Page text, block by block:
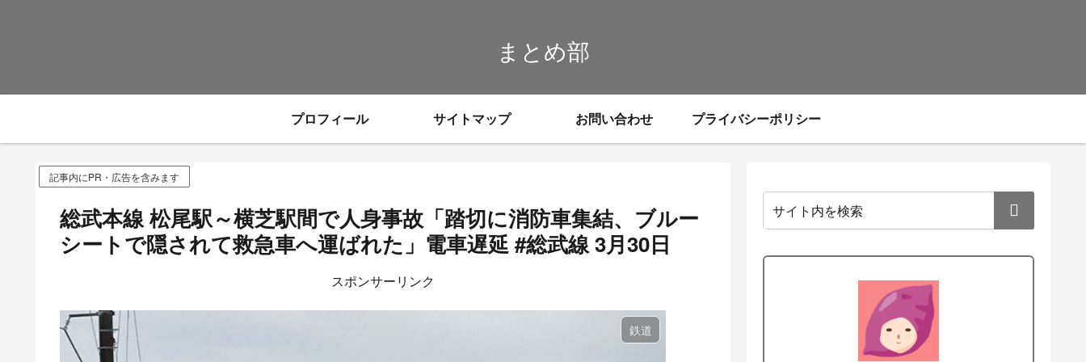
まとめ部
プロフィール サイトマップ お問い合わせ プライバシーポリシー
記事内にPR・広告を含みます
総武本線 松尾駅～横芝駅間で人身事故「踏切に消防車集結、ブルー
シートで隠されて救急車へ運ばれた」電車遅延 #総武線 3月30日
スポンサーリンク